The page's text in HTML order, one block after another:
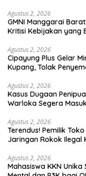
Agustus 2, 2026
GMNI Manggarai
Kritisi Kebijakan yang
Agustus 2, 2026
Cipayung Plus Gelar
Kupang, Tolak
Agustus 2, 2026
Kasus Dugaan
Warloka Segera
Agustus 2, 2026
Terendus! Pemilik
Jaringan Rokok Ilegal
Agustus 2, 2026
Mahasiswa KKN Unika